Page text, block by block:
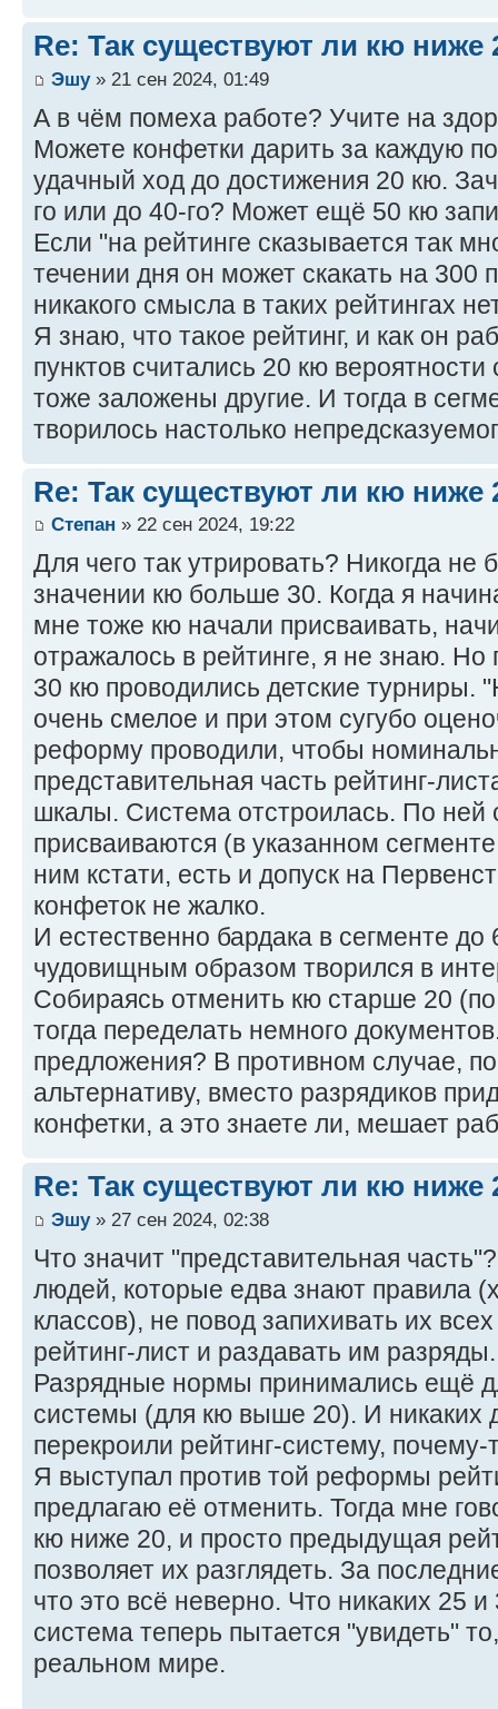
Re: Так существуют ли кю ниже
Эшу» 21 сен 2024, 01:49
А в чём помеха работе? Учите на
Можете конфетки дарить за каждую
удачный ход до достижения 20 кю.
го или до 40-го? Может ещё 50 кю
Если "на рейтинге сказывается так
течении дня он может скакать на 300
никакого смысла в таких рейтингах
Я знаю, что такое рейтинг, и как он
пунктов считались 20 кю
тоже заложены другие. И тогда в
творилось настолько
Re: Так существуют ли кю ниже
Степан » 22 сен 2024, 19:22
Для чего так утрировать? Никогда не
значении кю больше 30. Когда я
мне тоже кю начали присваивать,
отражалось в рейтинге, я не знаю.
30 кю проводились детские турниры.
очень смелое и при этом сугубо
реформу проводили, чтобы
представительная часть рейтинг-
шкалы. Система отстроилась. По ней
присваиваются (в указанном
ним кстати, есть и допуск на
конфеток не жалко.
И естественно бардака в сегменте
чудовищным образом творился в
Собираясь отменить кю старше 20
тогда переделать немного
предложения? В противном случае,
альтернативу, вместо разрядиков
конфетки, а это знаете ли, мешает
Re: Так существуют ли кю ниже
Эшу» 27 сен 2024, 02:38
Что значит "представительная
людей, которые едва знают правила
классов), не повод запихивать их
рейтинг-лист и раздавать им разряды.
Разрядные нормы принимались ещё
системы (для кю выше 20). И никаких
перекроили рейтинг-систему,
Я выступал против той реформы
предлагаю её отменить. Тогда мне
кю ниже 20, и просто предыдущая
позволяет их разглядеть. За
что это всё неверно. Что никаких 25
система теперь пытается "увидеть"
реальном мире.